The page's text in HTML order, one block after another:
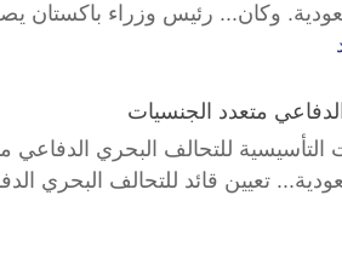
وكان... رئيس وزراء باكستان
متعدد الجنسيات
للتحالف البحري الدفاعي
تعيين قائد للتحالف البحري